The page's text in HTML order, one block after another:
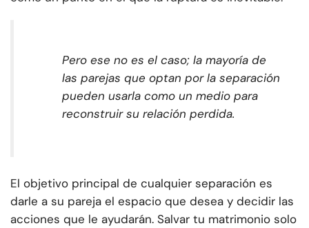
Pero ese no es el caso; la mayoría de
las parejas que optan por la separación
pueden usarla como un medio para
reconstruir su relación perdida.
El objetivo principal de cualquier separación es
darle a su pareja el espacio que desea y decidir las
acciones que le ayudarán. Salvar tu matrimonio solo